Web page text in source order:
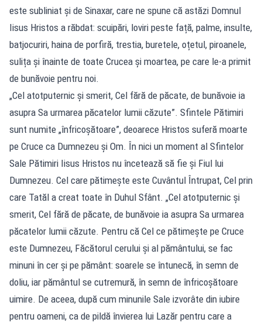
este subliniat şi de Sinaxar, care ne spune că astăzi Domnul
Iisus Hristos a răbdat: scuipări, loviri peste față, palme, insulte,
batjocuriri, haina de porfiră, trestia, buretele, oțetul, piroanele,
sulița și înainte de toate Crucea și moartea, pe care le-a primit
de bunăvoie pentru noi.
„Cel atotputernic şi smerit, Cel fără de păcate, de bunăvoie ia
asupra Sa urmarea păcatelor lumii căzute”. Sfintele Pătimiri
sunt numite „înfricoşătoare”, deoarece Hristos suferă moarte
pe Cruce ca Dumnezeu şi Om. În nici un moment al Sfintelor
Sale Pătimiri Iisus Hristos nu încetează să fie şi Fiul lui
Dumnezeu. Cel care pătimeşte este Cuvântul Întrupat, Cel prin
care Tatăl a creat toate în Duhul Sfânt. „Cel atotputernic şi
smerit, Cel fără de păcate, de bunăvoie ia asupra Sa urmarea
păcatelor lumii căzute. Pentru că Cel ce pătimeşte pe Cruce
este Dumnezeu, Făcătorul cerului şi al pământului, se fac
minuni în cer şi pe pământ: soarele se întunecă, în semn de
doliu, iar pământul se cutremură, în semn de înfricoşătoare
uimire. De aceea, după cum minunile Sale izvorâte din iubire
pentru oameni, ca de pildă învierea lui Lazăr pentru care a